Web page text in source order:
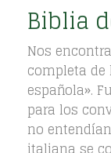
Biblia
Nos
completa de
española».
para los
no